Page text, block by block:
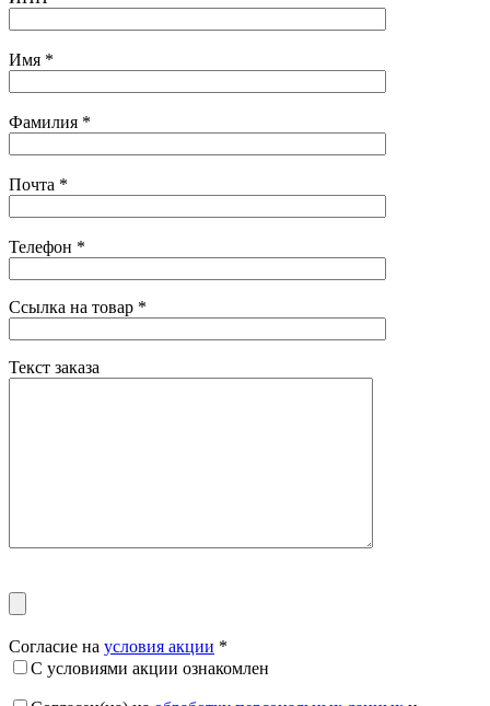
Имя *
Фамилия *
Почта *
Телефон *
Ссылка на товар *
Текст заказа
Согласие на условия акции *
С условиями акции ознакомлен